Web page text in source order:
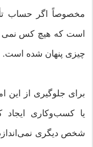
مخصوصاً اگر حساب
است که هیچ کس نمی
چیزی پنهان شده است.
برای جلوگیری از این
یا کسب‌وکاری ایجاد
شخص دیگری